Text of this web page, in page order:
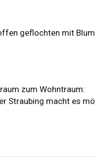
geflochten mit
zum Wohntraum:
Straubing macht es